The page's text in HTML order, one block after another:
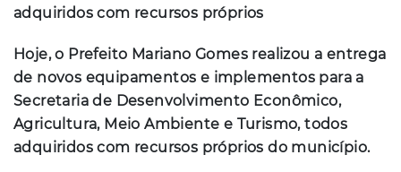
adquiridos com recursos próprios
Hoje, o Prefeito Mariano Gomes realizou a entrega
de novos equipamentos e implementos para a
Secretaria de Desenvolvimento Econômico,
Agricultura, Meio Ambiente e Turismo, todos
adquiridos com recursos próprios do município.